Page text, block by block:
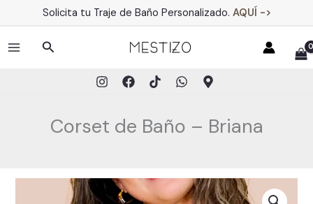
contenido
Solicita tu Traje de Baño Personalizado. AQUÍ ->
Buscar
Corset de Baño – Briana